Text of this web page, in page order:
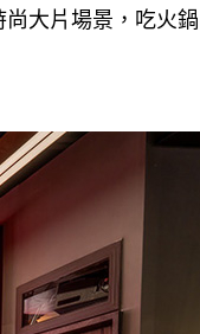
大片場景，吃火鍋